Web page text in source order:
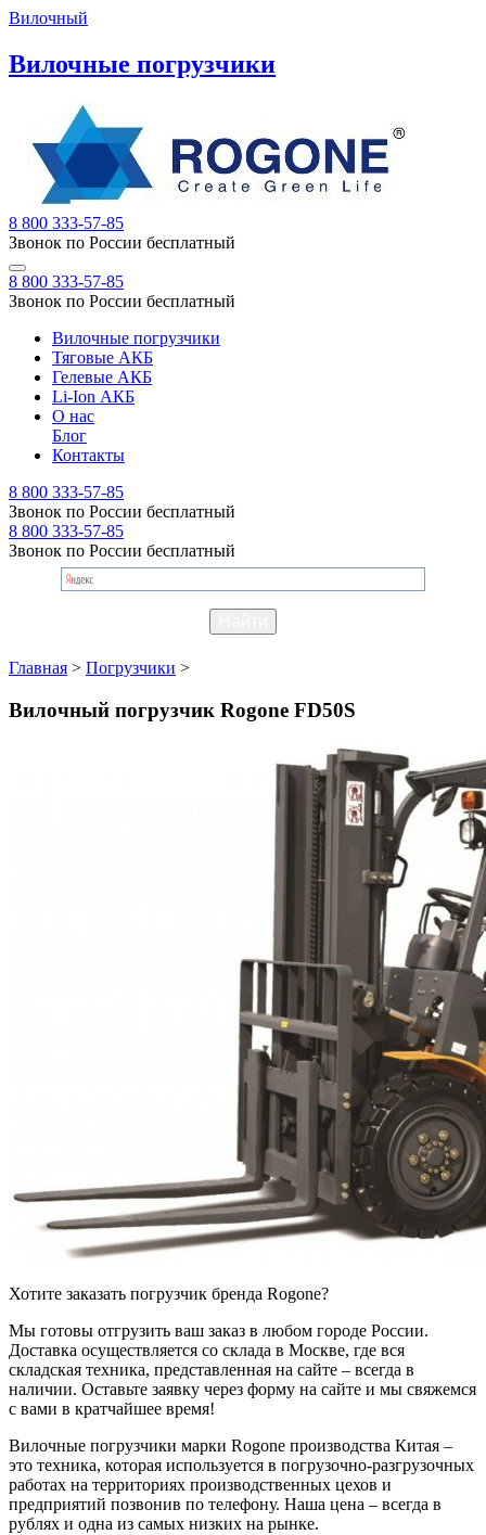
Вилочный
Вилочные погрузчики
8 800 333-57-85
Звонок по России бесплатный
8 800 333-57-85
Звонок по России бесплатный
Вилочные погрузчики
Тяговые АКБ
Гелевые АКБ
Li-Ion АКБ
О нас
Блог
Контакты
8 800 333-57-85
Звонок по России бесплатный
8 800 333-57-85
Звонок по России бесплатный
Главная > Погрузчики >
Вилочный погрузчик Rogone FD50S
Хотите заказать погрузчик бренда Rogone?
Мы готовы отгрузить ваш заказ в любом городе России.
Доставка осуществляется со склада в Москве, где вся
складская техника, представленная на сайте – всегда в
наличии. Оставьте заявку через форму на сайте и мы свяжемся
с вами в кратчайшее время!
Вилочные погрузчики марки Rogone производства Китая –
это техника, которая используется в погрузочно-разгрузочных
работах на территориях производственных цехов и
предприятий позвонив по телефону. Наша цена – всегда в
рублях и одна из самых низких на рынке.